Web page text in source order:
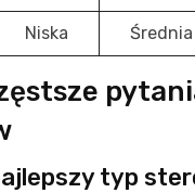
Niska Średnia
typ